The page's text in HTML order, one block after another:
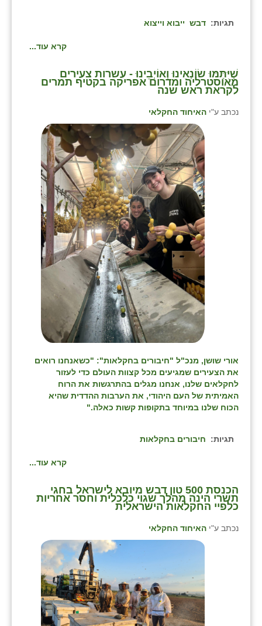
תגיות: דבש ייבוא וייצוא
קרא עוד...
⁨שֶׁיִּתַּמּוּ שׂוֹנְאֵינוּ וְאוֹיְבֵינוּ - עשרות צעירים
מאוסטרליה ומדרום אפריקה בקטיף תמרים
לקראת ראש שנה⁩
נכתב ע"י האיחוד החקלאי
אורי שושן, מנכ"ל "חיבורים בחקלאות": "כשאנחנו רואים
את הצעירים שמגיעים מכל קצוות העולם כדי לעזור
לחקלאים שלנו, אנחנו מגלים בהתרגשות את הרוח
האמיתית של העם היהודי, את הערבות ההדדית שהיא
הכוח שלנו במיוחד בתקופות קשות כאלה."
תגיות: חיבורים בחקלאות
קרא עוד...
הכנסת 500 טון דבש מיובא לישראל בחגי
תשרי הינה מהלך שגוי כלכלית וחסר אחריות
כלפיי החקלאות הישראלית
נכתב ע"י האיחוד החקלאי